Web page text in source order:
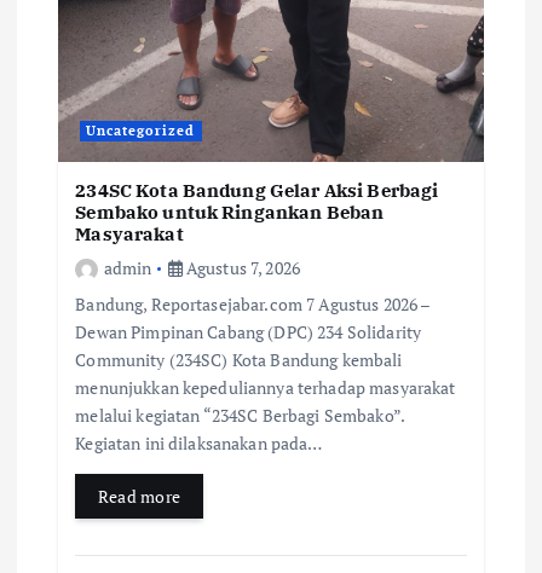
Uncategorized
234SC Kota Bandung Gelar Aksi Berbagi
Sembako untuk Ringankan Beban
Masyarakat
admin
Agustus 7, 2026
Bandung, Reportasejabar.com 7 Agustus 2026 –
Dewan Pimpinan Cabang (DPC) 234 Solidarity
Community (234SC) Kota Bandung kembali
menunjukkan kepeduliannya terhadap masyarakat
melalui kegiatan “234SC Berbagi Sembako”.
Kegiatan ini dilaksanakan pada…
Read more